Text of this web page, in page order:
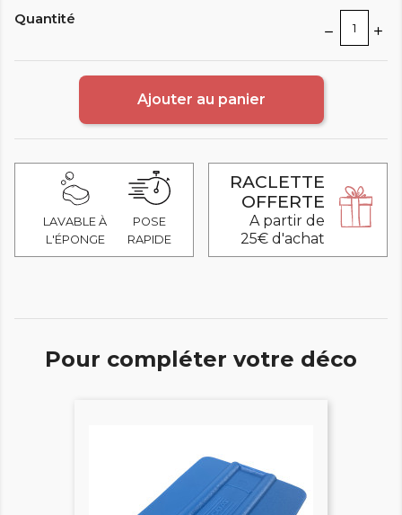
Quantité
Ajouter au panier
LAVABLE À
L'ÉPONGE
POSE
RAPIDE
RACLETTE
OFFERTE
A partir de
25€ d'achat
Pour compléter votre déco